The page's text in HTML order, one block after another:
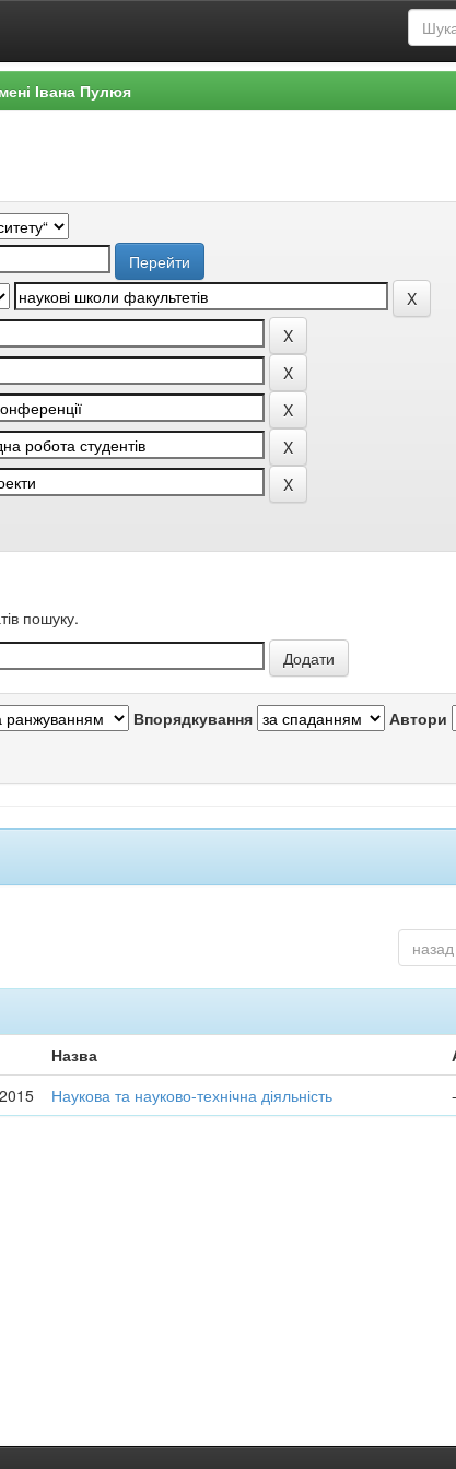
Івана Пулюя
пошуку.
Впорядкування Автори
назад
Назва
Наукова та науково-технічна діяльність -